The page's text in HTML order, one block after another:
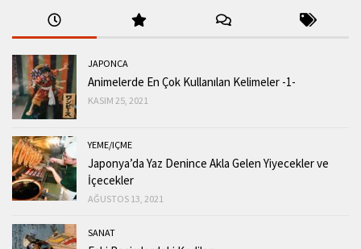
JAPONCA
Animelerde En Çok Kullanılan Kelimeler -1-
KASIM 25, 2021
YEME/IÇME
Japonya’da Yaz Denince Akla Gelen Yiyecekler ve
İçecekler
AĞUSTOS 13, 2021
SANAT